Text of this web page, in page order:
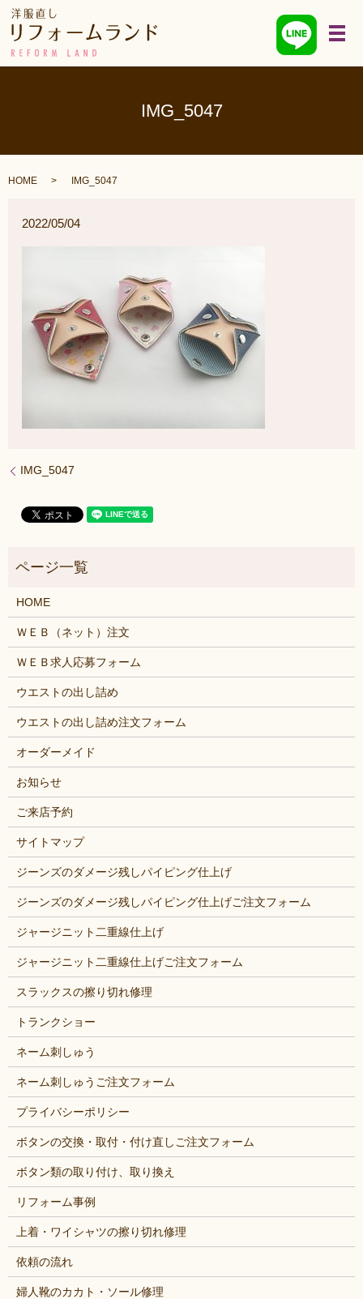
メ
IMG_5047
HOME IMG_5047
2022/05/04
IMG_5047
HOME
ＷＥＢ（ネット）注文
ＷＥＢ求人応募フォーム
ウエストの出し詰め
ウエストの出し詰め注文フォーム
オーダーメイド
お知らせ
ご来店予約
サイトマップ
ジーンズのダメージ残しパイピング仕上げ
ジーンズのダメージ残しパイピング仕上げご注文フォーム
ジャージニット二重線仕上げ
ジャージニット二重線仕上げご注文フォーム
スラックスの擦り切れ修理
トランクショー
ネーム刺しゅう
ネーム刺しゅうご注文フォーム
プライバシーポリシー
ボタンの交換・取付・付け直しご注文フォーム
ボタン類の取り付け、取り換え
リフォーム事例
上着・ワイシャツの擦り切れ修理
依頼の流れ
婦人靴のカカト・ソール修理